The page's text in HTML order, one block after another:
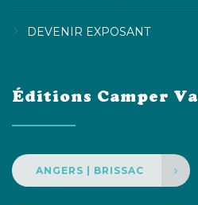
DEVENIR EXPOSANT
Éditions Camper
ANGERS | BRISSAC